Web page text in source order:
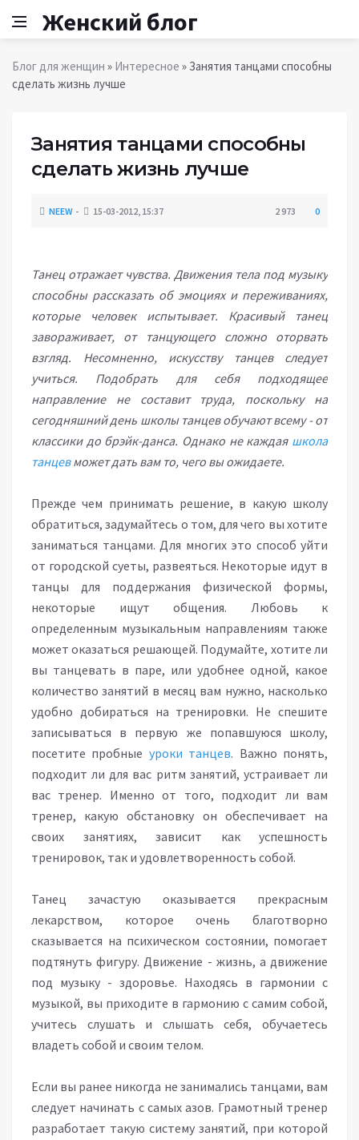
Женский блог
Блог для женщин » Интересное » Занятия танцами способны
сделать жизнь лучше
Занятия танцами способны
сделать жизнь лучше
NEEW 15-03-2012, 15:37 2 973 0
Танец отражает чувства. Движения тела под музыку
способны рассказать об эмоциях и переживаниях,
которые человек испытывает. Красивый танец
завораживает, от танцующего сложно оторвать
взгляд. Несомненно, искусству танцев следует
учиться. Подобрать для себя подходящее
направление не составит труда, поскольку на
сегодняшний день школы танцев обучают всему - от
классики до брэйк-данса. Однако не каждая школа
танцевможет дать вам то, чего вы ожидаете.
Прежде чем принимать решение, в какую школу
обратиться, задумайтесь о том, для чего вы хотите
заниматься танцами. Для многих это способ уйти
от городской суеты, развеяться. Некоторые идут в
танцы для поддержания физической формы,
некоторые ищут общения. Любовь к
определенным музыкальным направлениям также
может оказаться решающей. Подумайте, хотите ли
вы танцевать в паре, или удобнее одной, какое
количество занятий в месяц вам нужно, насколько
удобно добираться на тренировки. Не спешите
записываться в первую же попавшуюся школу,
посетите пробные уроки танцев. Важно понять,
подходит ли для вас ритм занятий, устраивает ли
вас тренер. Именно от того, подходит ли вам
тренер, какую обстановку он обеспечивает на
своих занятиях, зависит как успешность
тренировок, так и удовлетворенность собой.
Танец зачастую оказывается прекрасным
лекарством, которое очень благотворно
сказывается на психическом состоянии, помогает
подтянуть фигуру. Движение - жизнь, а движение
под музыку - здоровье. Находясь в гармонии с
музыкой, вы приходите в гармонию с самим собой,
учитесь слушать и слышать себя, обучаетесь
владеть собой и своим телом.
Если вы ранее никогда не занимались танцами, вам
следует начинать с самых азов. Грамотный тренер
разработает такую систему занятий, при которой